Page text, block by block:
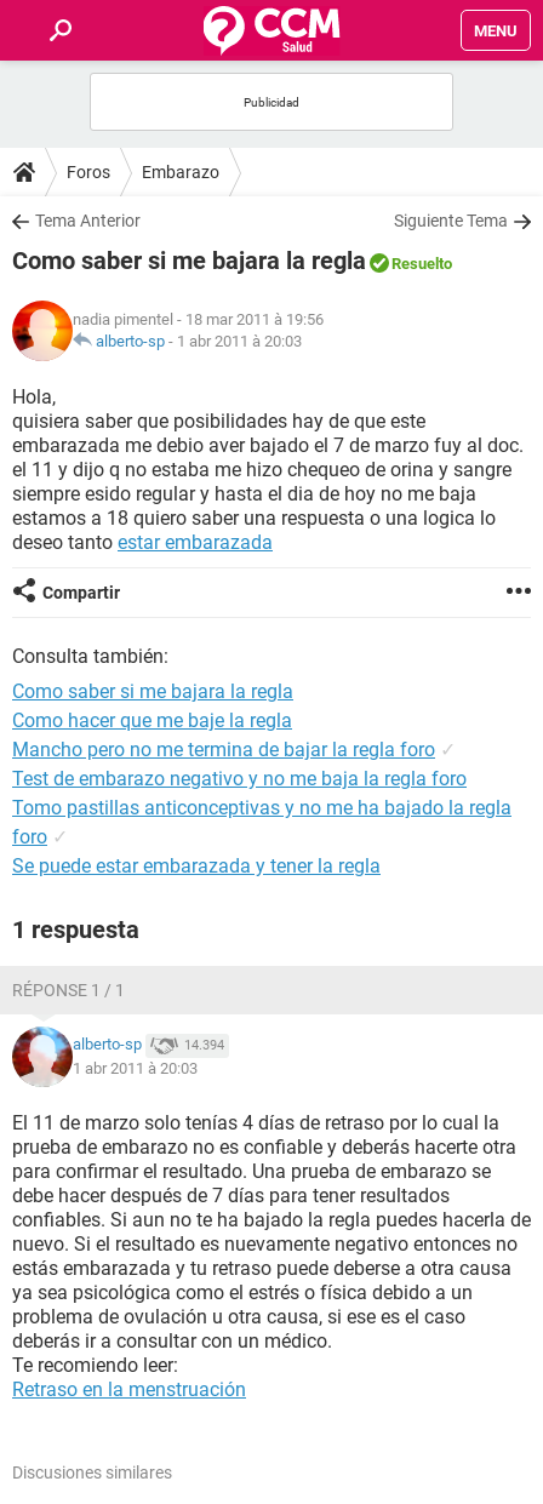
MENU
FORUMS
SALUD
NUTRICIÓN
BIENESTAR
SEXUALIDAD
GLOSARIO
Foros Embarazo
Tema Anterior Siguiente Tema
Como saber si me bajara la regla Resuelto
nadia pimentel - 18 mar 2011 à 19:56
alberto-sp - 1 abr 2011 à 20:03
Hola,
quisiera saber que posibilidades hay de que este
embarazada me debio aver bajado el 7 de marzo fuy al doc.
el 11 y dijo q no estaba me hizo chequeo de orina y sangre
siempre esido regular y hasta el dia de hoy no me baja
estamos a 18 quiero saber una respuesta o una logica lo
deseo tanto estar embarazada
Compartir
Consulta también:
Como saber si me bajara la regla
Como hacer que me baje la regla
Mancho pero no me termina de bajar la regla foro ✓
Test de embarazo negativo y no me baja la regla foro
Tomo pastillas anticonceptivas y no me ha bajado la regla
foro ✓
Se puede estar embarazada y tener la regla
1 respuesta
RÉPONSE 1 / 1
alberto-sp 14.394
1 abr 2011 à 20:03
El 11 de marzo solo tenías 4 días de retraso por lo cual la
prueba de embarazo no es confiable y deberás hacerte otra
para confirmar el resultado. Una prueba de embarazo se
debe hacer después de 7 días para tener resultados
confiables. Si aun no te ha bajado la regla puedes hacerla de
nuevo. Si el resultado es nuevamente negativo entonces no
estás embarazada y tu retraso puede deberse a otra causa
ya sea psicológica como el estrés o física debido a un
problema de ovulación u otra causa, si ese es el caso
deberás ir a consultar con un médico.
Te recomiendo leer:
Retraso en la menstruación
Discusiones similares